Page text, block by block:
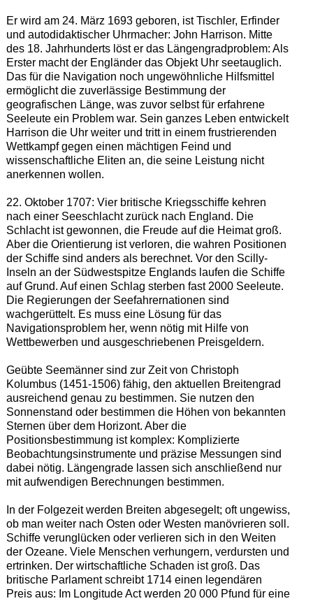
Er wird am 24. März 1693 geboren, ist Tischler, Erfinder
und autodidaktischer Uhrmacher: John Harrison. Mitte
des 18. Jahrhunderts löst er das Längengradproblem: Als
Erster macht der Engländer das Objekt Uhr seetauglich.
Das für die Navigation noch ungewöhnliche Hilfsmittel
ermöglicht die zuverlässige Bestimmung der
geografischen Länge, was zuvor selbst für erfahrene
Seeleute ein Problem war. Sein ganzes Leben entwickelt
Harrison die Uhr weiter und tritt in einem frustrierenden
Wettkampf gegen einen mächtigen Feind und
wissenschaftliche Eliten an, die seine Leistung nicht
anerkennen wollen.
22. Oktober 1707: Vier britische Kriegsschiffe kehren
nach einer Seeschlacht zurück nach England. Die
Schlacht ist gewonnen, die Freude auf die Heimat groß.
Aber die Orientierung ist verloren, die wahren Positionen
der Schiffe sind anders als berechnet. Vor den Scilly-
Inseln an der Südwestspitze Englands laufen die Schiffe
auf Grund. Auf einen Schlag sterben fast 2000 Seeleute.
Die Regierungen der Seefahrernationen sind
wachgerüttelt. Es muss eine Lösung für das
Navigationsproblem her, wenn nötig mit Hilfe von
Wettbewerben und ausgeschriebenen Preisgeldern.
Geübte Seemänner sind zur Zeit von Christoph
Kolumbus (1451-1506) fähig, den aktuellen Breitengrad
ausreichend genau zu bestimmen. Sie nutzen den
Sonnenstand oder bestimmen die Höhen von bekannten
Sternen über dem Horizont. Aber die
Positionsbestimmung ist komplex: Komplizierte
Beobachtungsinstrumente und präzise Messungen sind
dabei nötig. Längengrade lassen sich anschließend nur
mit aufwendigen Berechnungen bestimmen.
In der Folgezeit werden Breiten abgesegelt; oft ungewiss,
ob man weiter nach Osten oder Westen manövrieren soll.
Schiffe verunglücken oder verlieren sich in den Weiten
der Ozeane. Viele Menschen verhungern, verdursten und
ertrinken. Der wirtschaftliche Schaden ist groß. Das
britische Parlament schreibt 1714 einen legendären
Preis aus: Im Longitude Act werden 20 000 Pfund für eine